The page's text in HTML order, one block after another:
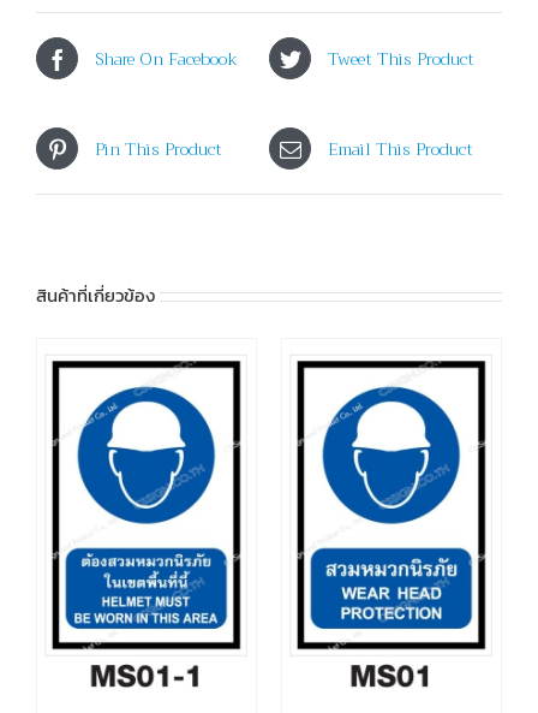
Share On Facebook Tweet This Product
Pin This Product Email This Product
สินค้าที่เกี่ยวข้อง